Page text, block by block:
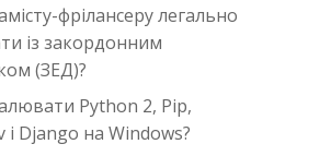
фрілансеру легально
із закордонним
(ЗЕД)?
Python 2, Pip,
i Django на Windows?